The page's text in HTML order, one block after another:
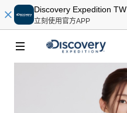
Discovery Expedition TW
立刻使用官方APP